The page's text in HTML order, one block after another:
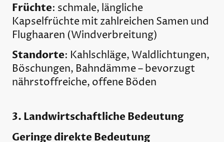
Früchte: schmale, längliche
Kapselfrüchte mit zahlreichen Samen und
Flughaaren (Windverbreitung)
Standorte: Kahlschläge, Waldlichtungen,
Böschungen, Bahndämme – bevorzugt
nährstoffreiche, offene Böden
3. Landwirtschaftliche Bedeutung
Geringe direkte Bedeutung